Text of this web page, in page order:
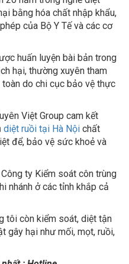
bằng hóa chất nhập khẩu,
của Bộ Y Tế và các cơ
huấn luyện bài bản trong
hại, thường xuyên tham
do chi cục bảo vệ thực
Việt Group cam kết
diệt ruồi tại Hà Nộichất
để, bảo vệ sức khoẻ và
ty Kiểm soát côn trùng
nhánh ở các tỉnh khắp cả
tôi còn kiểm soát, diệt tận
gây hại như mối, mọt, ruồi,
: Hotline